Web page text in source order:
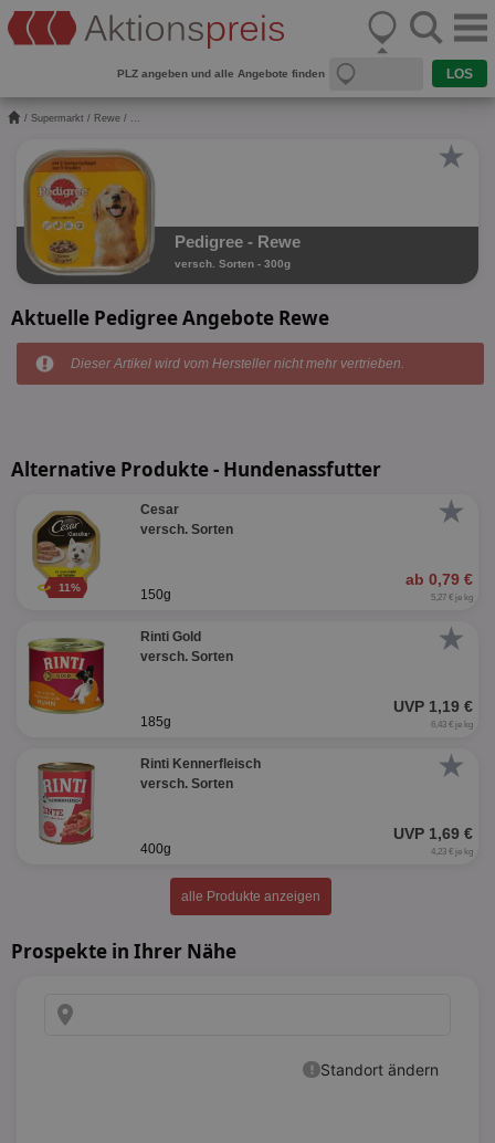
PLZ angeben und alle Angebote finden
/ Supermarkt / Rewe / ...
★
Pedigree - Rewe
versch. Sorten - 300g
Aktuelle Pedigree Angebote Rewe
Dieser Artikel wird vom Hersteller nicht mehr vertrieben.
Alternative Produkte - Hundenassfutter
★
11%
Cesar
versch. Sorten
ab 0,79 €
150g 5,27 € je kg
★
Rinti Gold
versch. Sorten
UVP 1,19 €
185g 6,43 € je kg
★
Rinti Kennerfleisch
versch. Sorten
UVP 1,69 €
400g 4,23 € je kg
alle Produkte anzeigen
Prospekte in Ihrer Nähe